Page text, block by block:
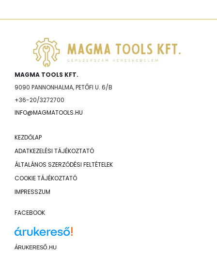
MAGMA TOOLS KFT.
9090 PANNONHALMA, PETŐFI U. 6/B
+36-20/3272700
INFO@MAGMATOOLS.HU
KEZDŐLAP
ADATKEZELÉSI TÁJÉKOZTATÓ
ÁLTALÁNOS SZERZŐDÉSI FELTÉTELEK
COOKIE TÁJÉKOZTATÓ
IMPRESSZUM
FACEBOOK
ÁRUKERESŐ.HU